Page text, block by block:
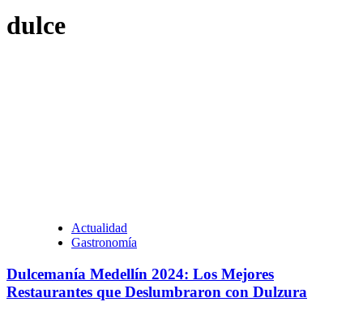
dulce
Actualidad
Gastronomía
Dulcemanía Medellín 2024: Los Mejores
Restaurantes que Deslumbraron con Dulzura